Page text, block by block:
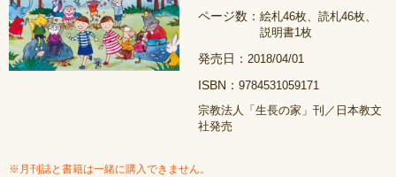
ページ数： 絵札46枚、読札46枚、
説明書1枚
発売日： 2018/04/01
ISBN： 9784531059171
宗教法人「生長の家」刊／日本教文
社発売
※月刊誌と書籍は一緒に購入できません。